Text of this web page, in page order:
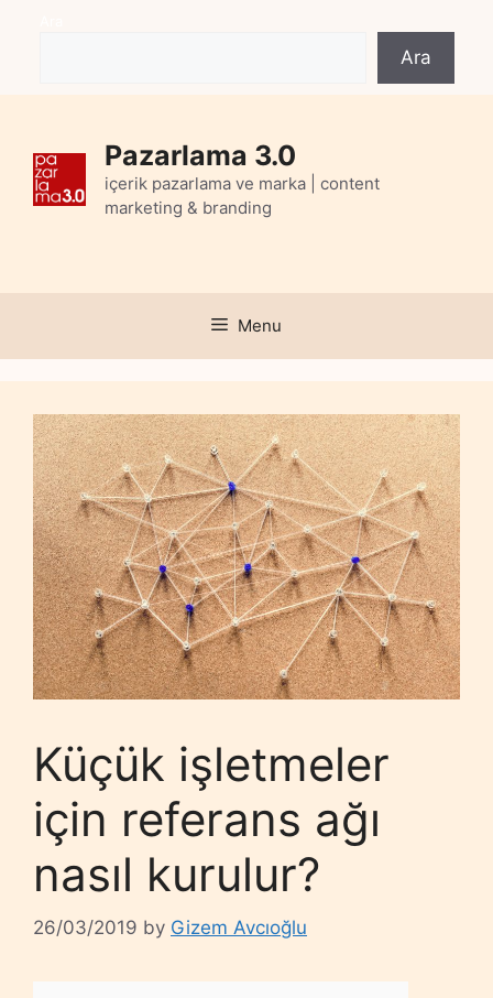
Ara
Pazarlama 3.0
içerik pazarlama ve marka | content
marketing & branding
Menu
Küçük işletmeler
için referans ağı
nasıl kurulur?
26/03/2019 by Gizem Avcıoğlu